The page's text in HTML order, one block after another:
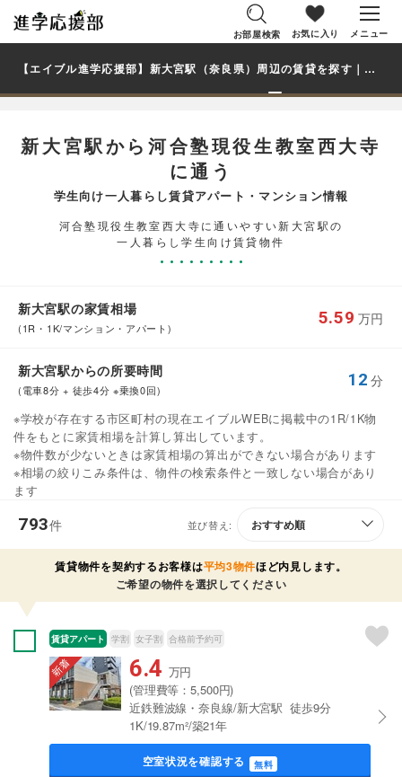
お部屋検索 お気に入り メニュー
【エイブル進学応援部】新大宮駅（奈良県）周辺の賃貸を探す｜河合塾現役生教室西大寺学生・大学生の一人暮らし向け賃貸マンション・アパート
新大宮駅から河合塾現役生教室西大寺
に通う
学生向け一人暮らし賃貸アパート・マンション情報
河合塾現役生教室西大寺に通いやすい新大宮駅の
一人暮らし学生向け賃貸物件
新大宮駅の家賃相場
(1R・1K/マンション・アパート)
5.59 万円
新大宮駅からの所要時間
(電車8分 + 徒歩4分 ※乗換0回)
12 分
※学校が存在する市区町村の現在エイブルWEBに掲載中の1R/1K物
件をもとに家賃相場を計算し算出しています。
※物件数が少ないときは家賃相場の算出ができない場合があります
※相場の絞りこみ条件は、物件の検索条件と一致しない場合があり
ます
793件 並び替え:
賃貸物件を契約するお客様は平均3物件ほど内見します。
ご希望の物件を選択してください
賃貸アパート 学割 女子割 合格前予約可
6.4 万円
(管理費等：5,500円)
近鉄難波線・奈良線/新大宮駅 徒歩9分
1K/19.87m²/築21年
空室状況を確認する 無料